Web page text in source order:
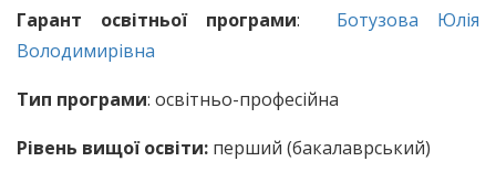
Гарант освітньої програми: Ботузова Юлія
Володимирівна
Тип програми: освітньо-професійна
Рівень вищої освіти: перший (бакалаврський)